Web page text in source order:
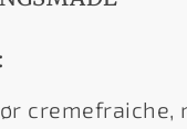
cremefraiche,